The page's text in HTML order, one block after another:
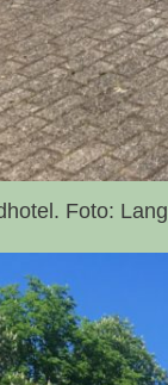
Foto: Lang